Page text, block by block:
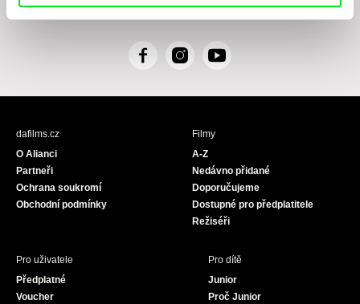
F
c
I
s
Y
u
dafilms.cz
O Alianci
Partneři
Ochrana soukromí
Obchodní podmínky
Filmy
A-Z
Nedávno přidané
Doporučujeme
Dostupné pro předplatitele
Režiséři
Pro uživatele
Předplatné
Voucher
Pro dítě
Junior
Proč Junior